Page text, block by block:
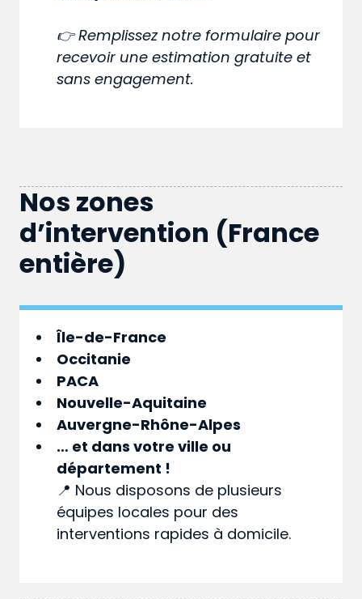
👉 Remplissez notre formulaire pour
recevoir une estimation gratuite et
sans engagement.
Nos zones
d’intervention (France
entière)
Île-de-France
Occitanie
PACA
Nouvelle-Aquitaine
Auvergne-Rhône-Alpes
… et dans votreville ou
département !
📍 Nous disposons de plusieurs
équipes locales pour des
interventions rapides à domicile.